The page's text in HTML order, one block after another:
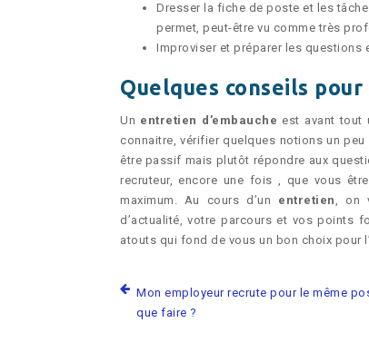
Dresser la fiche de poste et les
permet, peut-être vu comme très
Improviser et préparer les questions
Quelques conseils pour
Un entretien d’embauche est avant tout
connaitre, vérifier quelques notions un
être passif mais plutôt répondre aux
recruteur, encore une fois , que vous
maximum. Au cours d’un entretien, on
d’actualité, votre parcours et vos points
atouts qui fond de vous un bon choix pour l’
Mon employeur recrute pour le même
que faire ?